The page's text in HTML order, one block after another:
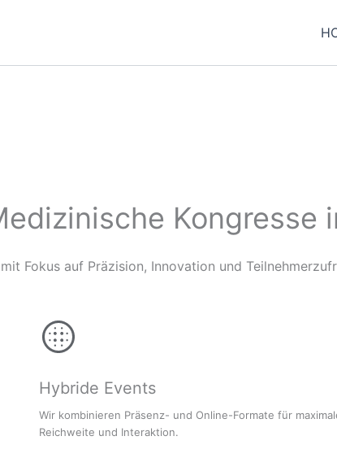
Kongresse
Fokus auf Präzision, Innovation und
Hybride Events
Wir kombinieren Präsenz- und Online-Formate für
Reichweite und Interaktion.